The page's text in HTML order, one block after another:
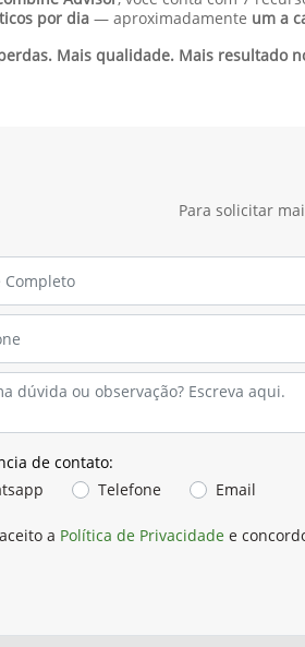
por dia — aproximadamente um a
Mais qualidade. Mais resultado
Para solicitar
de contato:
Telefone Email
a Política de Privacidade e